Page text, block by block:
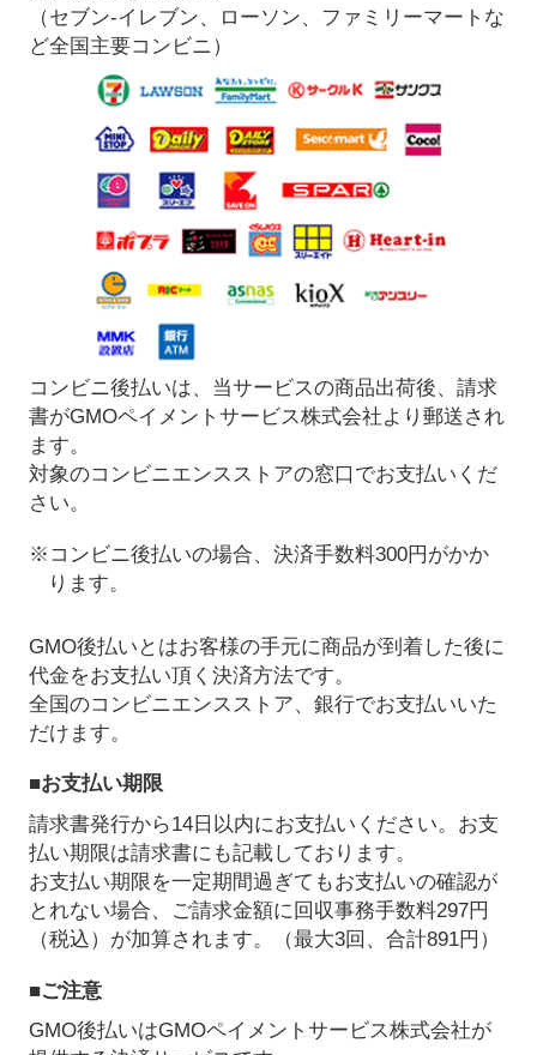
（セブン-イレブン、ローソン、ファミリーマートな
ど全国主要コンビニ）
コンビニ後払いは、当サービスの商品出荷後、請求
書がGMOペイメントサービス株式会社より郵送され
ます。
対象のコンビニエンスストアの窓口でお支払いくだ
さい。
※コンビニ後払いの場合、決済手数料300円がかか
ります。
GMO後払いとはお客様の手元に商品が到着した後に
代金をお支払い頂く決済方法です。
全国のコンビニエンスストア、銀行でお支払いいた
だけます。
■お支払い期限
請求書発行から14日以内にお支払いください。お支
払い期限は請求書にも記載しております。
お支払い期限を一定期間過ぎてもお支払いの確認が
とれない場合、ご請求金額に回収事務手数料297円
（税込）が加算されます。（最大3回、合計891円）
■ご注意
GMO後払いはGMOペイメントサービス株式会社が